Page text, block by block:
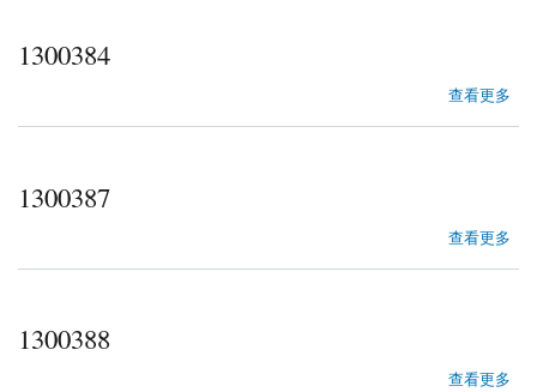
1300384
查看更多
1300387
查看更多
1300388
查看更多